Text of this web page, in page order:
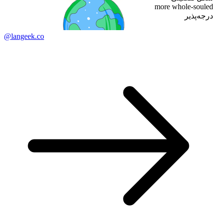
more whole-souled
درجه‌پذیر
@langeek.co